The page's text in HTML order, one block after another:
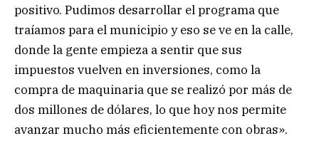
positivo. Pudimos desarrollar el programa que
traíamos para el municipio y eso se ve en la calle,
donde la gente empieza a sentir que sus
impuestos vuelven en inversiones, como la
compra de maquinaria que se realizó por más de
dos millones de dólares, lo que hoy nos permite
avanzar mucho más eficientemente con obras».